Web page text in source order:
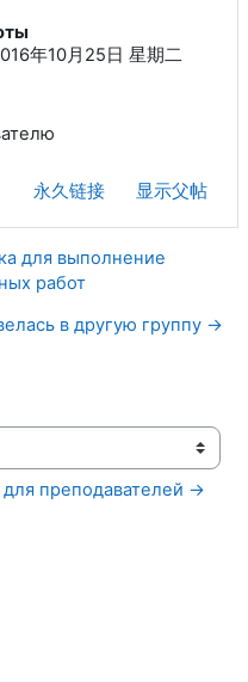
年10月25日 星期二
永久链接 显示父帖
для выполнение
работ
в другую группу →
преподавателей →